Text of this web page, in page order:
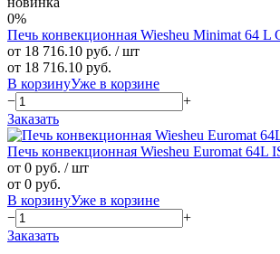
0%
Печь конвекционная Wiesheu Minimat 64 L
от 18 716.10 руб. / шт
от 18 716.10 руб.
В корзинуУже в корзине
−
+
Заказать
Печь конвекционная Wiesheu Euromat 64L
от 0 руб. / шт
от 0 руб.
В корзинуУже в корзине
−
+
Заказать